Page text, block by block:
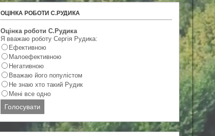
ОЦІНКА РОБОТИ С.РУДИКА
Оцінка роботи С.Рудика
Я вважаю роботу Сергія Рудика:
Ефективною
Малоефективною
Негативною
Вважаю його популістом
Не знаю хто такий Рудик
Мені все одно